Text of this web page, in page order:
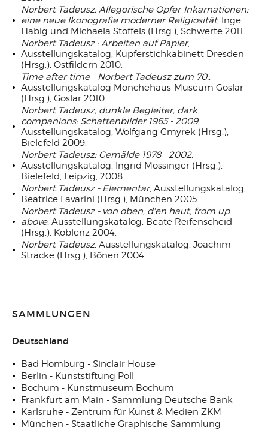
Norbert Tadeusz. Allegorische Opfer-Inkarnationen:
eine neue Ikonografie moderner Religiosität, Inge
Habig und Michaela Stoffels (Hrsg.), Schwerte 2011.
Norbert Tadeusz : Arbeiten auf Papier,
Ausstellungskatalog, Kupferstichkabinett Dresden
(Hrsg.), Ostfildern 2010.
Time after time - Norbert Tadeusz zum 70.,
Ausstellungskatalog Mönchehaus-Museum Goslar
(Hrsg.), Goslar 2010.
Norbert Tadeusz, dunkle Begleiter, dark
companions: Schattenbilder 1965 - 2009,
Ausstellungskatalog, Wolfgang Gmyrek (Hrsg.),
Bielefeld 2009.
Norbert Tadeusz: Gemälde 1978 - 2002,
Ausstellungskatalog, Ingrid Mössinger (Hrsg.),
Bielefeld, Leipzig, 2008.
Norbert Tadeusz - Elementar, Ausstellungskatalog,
Beatrice Lavarini (Hrsg.), München 2005.
Norbert Tadeusz - von oben, d'en haut, from up
above, Ausstellungskatalog, Beate Reifenscheid
(Hrsg.), Koblenz 2004.
Norbert Tadeusz, Ausstellungskatalog, Joachim
Stracke (Hrsg.), Bönen 2004.
SAMMLUNGEN
Deutschland
Bad Homburg - Sinclair House
Berlin - Kunststiftung Poll
Bochum - Kunstmuseum Bochum
Frankfurt am Main - Sammlung Deutsche Bank
Karlsruhe - Zentrum für Kunst & Medien ZKM
München - Staatliche Graphische Sammlung